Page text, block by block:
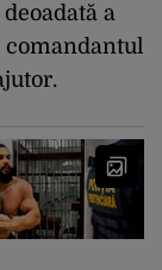
a
comandantul